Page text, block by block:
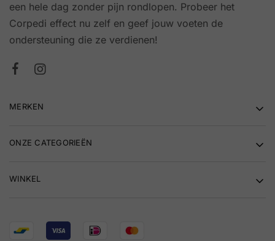
een hele dag zonder pijn rondlopen. Probeer het
Corpedi effect nu zelf en geef jouw voeten de
ondersteuning die ze verdienen!
MERKEN
ONZE CATEGORIEËN
WINKEL